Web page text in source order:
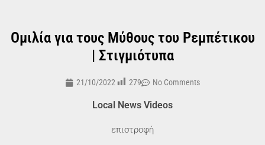
Ομιλία για τους Μύθους του Ρεμπέτικου
| Στιγμιότυπα
21/10/2022 279 No Comments
Local News Videos
επιστροφή